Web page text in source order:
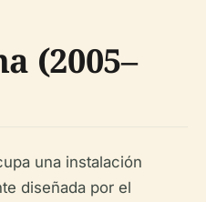
(2005–
una instalación
diseñada por el